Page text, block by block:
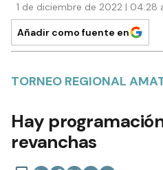
1 de diciembre de 2022 | 04:28
Añadir como fuente en
TORNEO REGIONAL
Hay
revanchas